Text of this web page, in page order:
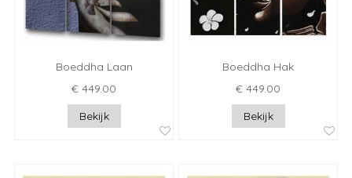
Boeddha Laan
€ 449.00
Bekijk
Boeddha Hak
€ 449.00
Bekijk